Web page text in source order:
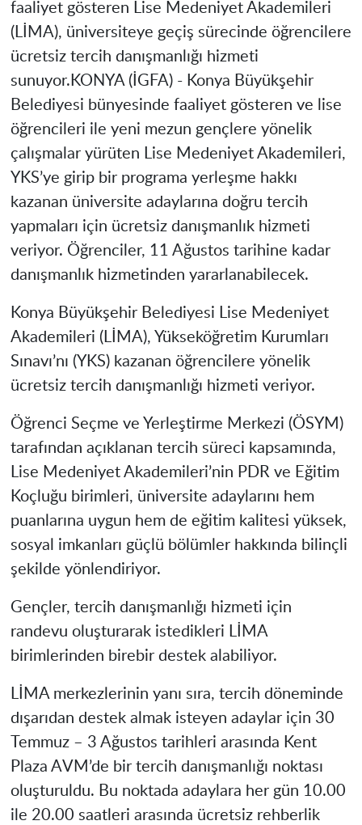
faaliyet gösteren Lise Medeniyet Akademileri
(LİMA), üniversiteye geçiş sürecinde öğrencilere
ücretsiz tercih danışmanlığı hizmeti
sunuyor. KONYA (İGFA) - Konya Büyükşehir
Belediyesi bünyesinde faaliyet gösteren ve lise
öğrencileri ile yeni mezun gençlere yönelik
çalışmalar yürüten Lise Medeniyet Akademileri,
YKS’ye girip bir programa yerleşme hakkı
kazanan üniversite adaylarına doğru tercih
yapmaları için ücretsiz danışmanlık hizmeti
veriyor. Öğrenciler, 11 Ağustos tarihine kadar
danışmanlık hizmetinden yararlanabilecek.
Konya Büyükşehir Belediyesi Lise Medeniyet
Akademileri (LİMA), Yükseköğretim Kurumları
Sınavı’nı (YKS) kazanan öğrencilere yönelik
ücretsiz tercih danışmanlığı hizmeti veriyor.
Öğrenci Seçme ve Yerleştirme Merkezi (ÖSYM)
tarafından açıklanan tercih süreci kapsamında,
Lise Medeniyet Akademileri’nin PDR ve Eğitim
Koçluğu birimleri, üniversite adaylarını hem
puanlarına uygun hem de eğitim kalitesi yüksek,
sosyal imkanları güçlü bölümler hakkında bilinçli
şekilde yönlendiriyor.
Gençler, tercih danışmanlığı hizmeti için
randevu oluşturarak istedikleri LİMA
birimlerinden birebir destek alabiliyor.
LİMA merkezlerinin yanı sıra, tercih döneminde
dışarıdan destek almak isteyen adaylar için 30
Temmuz – 3 Ağustos tarihleri arasında Kent
Plaza AVM’de bir tercih danışmanlığı noktası
oluşturuldu. Bu noktada adaylara her gün 10.00
ile 20.00 saatleri arasında ücretsiz rehberlik